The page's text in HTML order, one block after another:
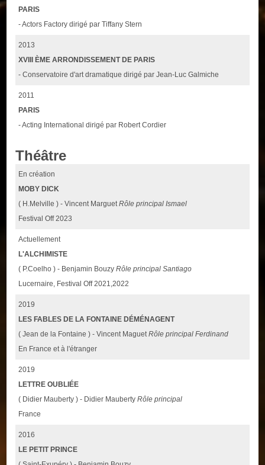
PARIS
- Actors Factory dirigé par Tiffany Stern
2013
XVIII ÈME ARRONDISSEMENT DE PARIS
- Conservatoire d'art dramatique dirigé par Jean-Luc Galmiche
2011
PARIS
- Acting International dirigé par Robert Cordier
Théâtre
En création
MOBY DICK
( H.Melville ) - Vincent MarguetRôle principal Ismael
Festival Off 2023
Actuellement
L'ALCHIMISTE
( P.Coelho ) - Benjamin BouzyRôle principal Santiago
Lucernaire, Festival Off 2021,2022
2019
LES FABLES DE LA FONTAINE DÉMÉNAGENT
( Jean de la Fontaine ) - Vincent MaguetRôle principal Ferdinand
En France et à l'étranger
2019
LETTRE OUBLIÉE
( Didier Mauberty ) - Didier MaubertyRôle principal
France
2016
LE PETIT PRINCE